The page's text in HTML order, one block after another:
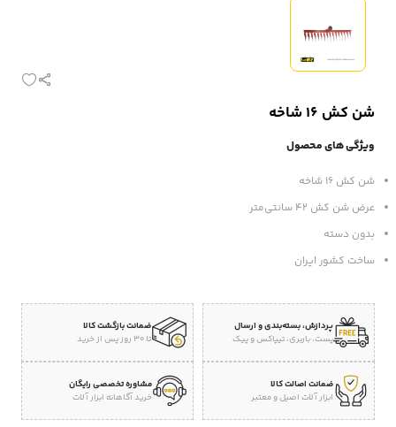
شن کش 16 شاخه
ویژگی های محصول
شن کش 16 شاخه
عرض شن کش 42 سانتی‌متر
بدون دسته
ساخت کشور ایران
پردازش، بسته‌بندی و ارسال
پست، باربری، تیپاکس و پیک
ضمانت بازگشت کالا
تا 30 روز پس از خرید
ضمانت اصالت کالا
ابزار آلات اصیل و معتبر
مشاوره تخصصی رایگان
خرید آگاهانه ابزار آلات